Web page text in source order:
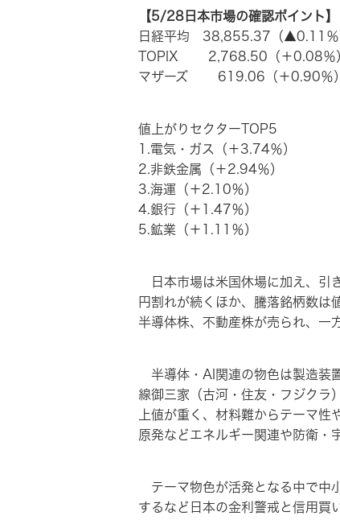
【5/28日本市場の確認ポイント】
日経平均 38,855.37（▲0.11
TOPIX 2,768.50（＋0.08％
マザーズ 619.06（＋0.90％
値上がりセクターTOP5
1.電気・ガス（＋3.74％）
2.非鉄金属（＋2.94％）
3.海運（＋2.10％）
4.銀行（＋1.47％）
5.鉱業（＋1.11％）
日本市場は米国休場に加え、引
円割れが続くほか、騰落銘柄数
半導体株、不動産株が売られ、一
半導体・AI関連の物色は製造装
線御三家（古河・住友・フジクラ
上値が重く、材料難からテーマ
原発などエネルギー関連や防衛・
テーマ物色が活発となる中で中
するなど日本の金利警戒と信用買